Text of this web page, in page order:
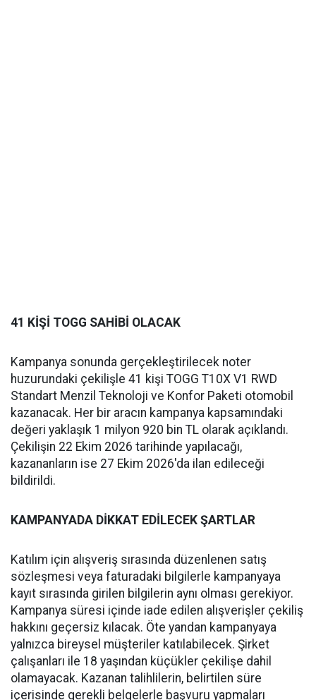
41 KİŞİ TOGG SAHİBİ OLACAK
Kampanya sonunda gerçekleştirilecek noter
huzurundaki çekilişle 41 kişi TOGG T10X V1 RWD
Standart Menzil Teknoloji ve Konfor Paketi otomobil
kazanacak. Her bir aracın kampanya kapsamındaki
değeri yaklaşık 1 milyon 920 bin TL olarak açıklandı.
Çekilişin 22 Ekim 2026 tarihinde yapılacağı,
kazananların ise 27 Ekim 2026'da ilan edileceği
bildirildi.
KAMPANYADA DİKKAT EDİLECEK ŞARTLAR
Katılım için alışveriş sırasında düzenlenen satış
sözleşmesi veya faturadaki bilgilerle kampanyaya
kayıt sırasında girilen bilgilerin aynı olması gerekiyor.
Kampanya süresi içinde iade edilen alışverişler çekiliş
hakkını geçersiz kılacak. Öte yandan kampanyaya
yalnızca bireysel müşteriler katılabilecek. Şirket
çalışanları ile 18 yaşından küçükler çekilişe dahil
olamayacak. Kazanan talihlilerin, belirtilen süre
içerisinde gerekli belgelerle başvuru yapmaları